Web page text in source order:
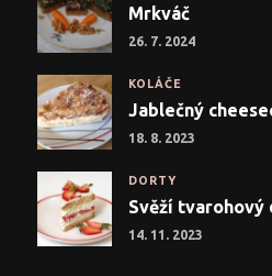
Mrkváč
26. 7. 2024
KOLÁČE
Jablečný
18. 8. 2023
DORTY
Svěží tvarohový
14. 11. 2023